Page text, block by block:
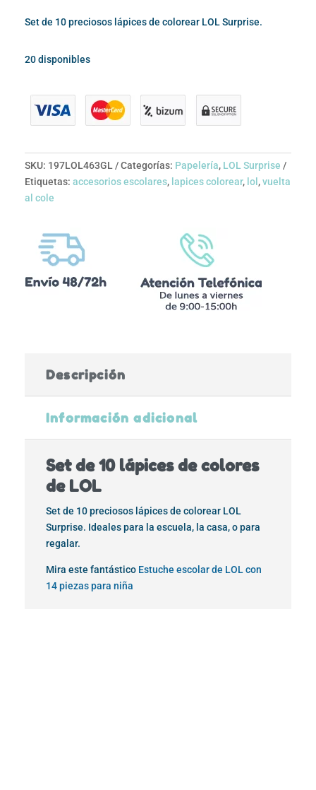
Set de 10 preciosos lápices de colorear LOL Surprise.
20 disponibles
SKU: 197LOL463GL Categorías: Papelería, LOL Surprise
Etiquetas: accesorios escolares, lapices colorear, lol ,vuelta
al cole
Descripción
Información adicional
Set de 10 lápices de colores
de LOL
Set de 10 preciosos lápices de colorear LOL
Surprise. Ideales para la escuela, la casa, o para
regalar.
Mira este fantástico Estuche escolar de LOL con
14 piezas para niña